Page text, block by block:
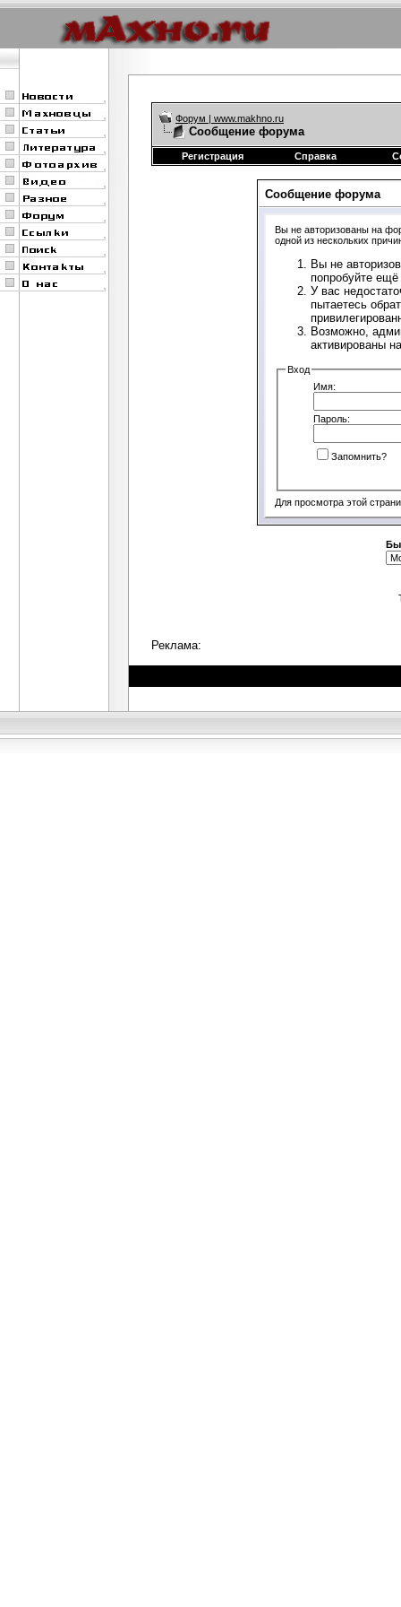
Форум | www.makhno.ru
Сообщение форума
Регистрация Справка
Сообщение форума
Вы не авторизованы на
одной из нескольких
Вы не
попробуйте ещё
У вас
пытаетесь
Возможно,
активированы
Вход
Имя:
Пароль:
Запомнить?
Для просмотра этой
Реклама: